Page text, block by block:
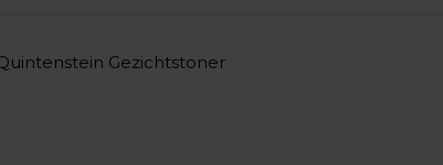
Gezichtstoner